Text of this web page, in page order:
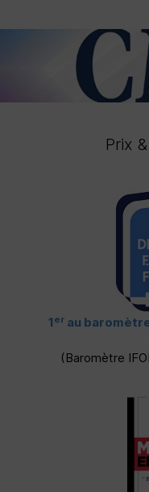
Prix
1 er au
(Baromètre